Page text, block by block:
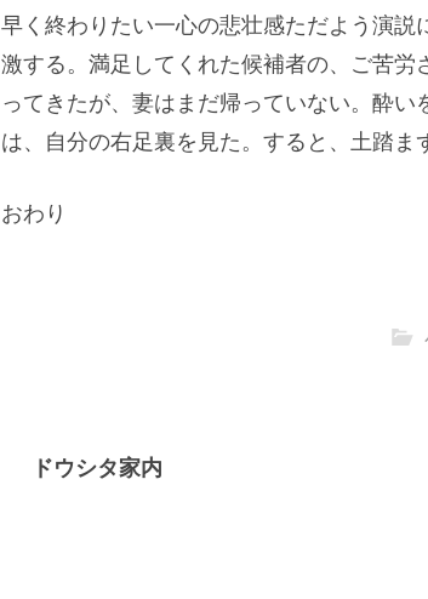
早く終わりたい一心の悲壮感ただよう演
激する。満足してくれた候補者の、ご苦労
ってきたが、妻はまだ帰っていない。酔
は、自分の右足裏を見た。すると、土踏
おわり
ドウシタ家内